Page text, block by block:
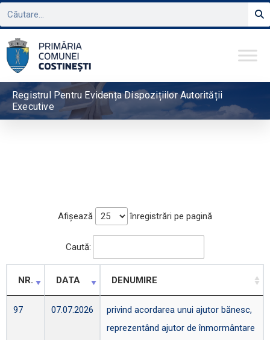
Registrul Pentru Evidența Dispozițiilor Autorității
Executive
Afișează înregistrări pe pagină
Caută:
NR. DATA DENUMIRE
97 07.07.2026
privind acordarea unui ajutor bănesc,
reprezentând ajutor de înmormântare